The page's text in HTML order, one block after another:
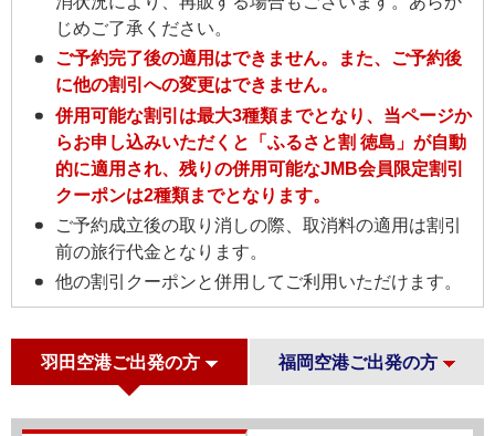
じめご了承ください。
ご予約完了後の適用はできません。また、ご予約後
に他の割引への変更はできません。
併用可能な割引は最大3種類までとなり、当ページか
らお申し込みいただくと「ふるさと割 徳島」が自動
的に適用され、残りの併用可能なJMB会員限定割引
クーポンは2種類までとなります。
ご予約成立後の取り消しの際、取消料の適用は割引
前の旅行代金となります。
他の割引クーポンと併用してご利用いただけます。
羽田空港ご出発の方 福岡空港ご出発の方